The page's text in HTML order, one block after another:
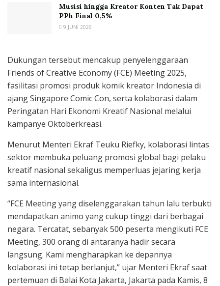
Musisi hingga Kreator Konten Tak Dapat
PPh Final 0,5%
9 JUNI 2026
Dukungan tersebut mencakup penyelenggaraan
Friends of Creative Economy (FCE) Meeting 2025,
fasilitasi promosi produk komik kreator Indonesia di
ajang Singapore Comic Con, serta kolaborasi dalam
Peringatan Hari Ekonomi Kreatif Nasional melalui
kampanye Oktoberkreasi.
Menurut Menteri Ekraf Teuku Riefky, kolaborasi lintas
sektor membuka peluang promosi global bagi pelaku
kreatif nasional sekaligus memperluas jejaring kerja
sama internasional.
“FCE Meeting yang diselenggarakan tahun lalu terbukti
mendapatkan animo yang cukup tinggi dari berbagai
negara. Tercatat, sebanyak 500 peserta mengikuti FCE
Meeting, 300 orang di antaranya hadir secara
langsung. Kami mengharapkan ke depannya
kolaborasi ini tetap berlanjut,” ujar Menteri Ekraf saat
pertemuan di Balai Kota Jakarta, Jakarta pada Kamis, 8